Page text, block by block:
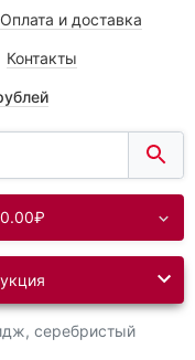
Оплата и доставка
Контакты
0.00₽
серебристый